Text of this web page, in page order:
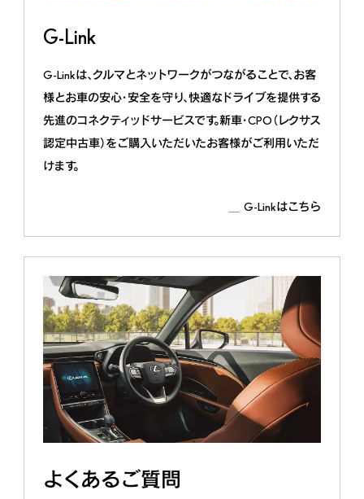
G-Link
G-Linkは、クルマとネットワークがつながることで、お客
様とお車の安心・安全を守り、快適なドライブを提供する
先進のコネクティッドサービスです。新車・CPO（レクサス
認定中古車）をご購入いただいたお客様がご利用いただ
けます。
G-Linkはこちら
よくあるご質問